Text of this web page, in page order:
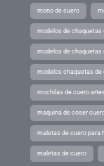
mono de cuero
modelos de chaquetas
modelos de chaquetas
modelos chaquetas de
mochilas de cuero
maquina de coser
maletas de cuero para
maletas de cuero